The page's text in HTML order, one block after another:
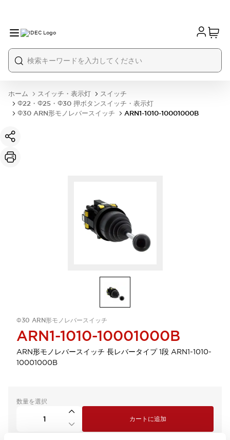
ホーム スイッチ・表示灯
スイッチ
Φ22・Φ25・Φ30 押ボタンスイッチ・表示灯
Φ30 ARN形モノレバースイッチ
ARN1-1010-10001000B
Φ30 ARN形モノレバースイッチ
ARN1-1010-10001000B
ARN形モノレバースイッチ 長レバータイプ 1段 ARN1-1010-
10001000B
数量を選択
カートに追加